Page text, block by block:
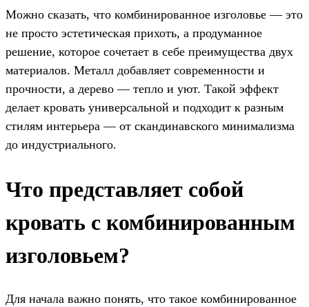
Можно сказать, что комбинированное изголовье — это
не просто эстетическая прихоть, а продуманное
решение, которое сочетает в себе преимущества двух
материалов. Металл добавляет современности и
прочности, а дерево — тепло и уют. Такой эффект
делает кровать универсальной и подходит к разным
стилям интерьера — от скандинавского минимализма
до индустриального.
Что представляет собой
кровать с комбинированным
изголовьем?
Для начала важно понять, что такое комбинированное